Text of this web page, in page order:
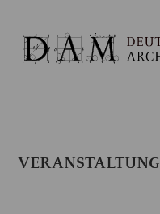
VERANSTALTUNG